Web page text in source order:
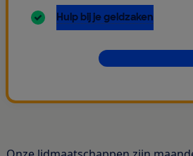
inbegrepen:
Hulp bij je geldzaken
Dit krijg je allemaal